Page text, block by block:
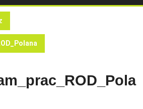
Button